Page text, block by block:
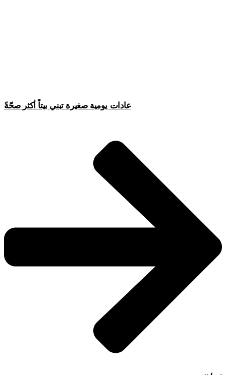
عادات يومية صغيرة تبني بيتاً أكثر صحّةً